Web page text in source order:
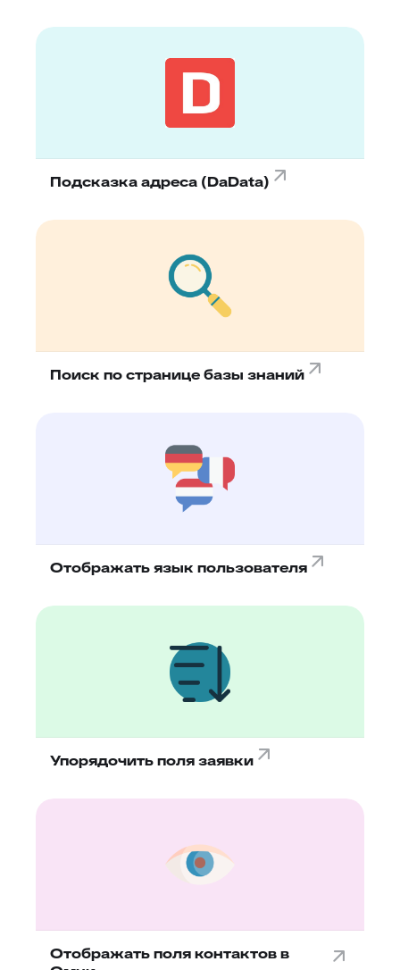
Подсказка адреса (DaData)
Поиск по странице базы знаний
Отображать язык пользователя
Упорядочить поля заявки
Отображать поля контактов в